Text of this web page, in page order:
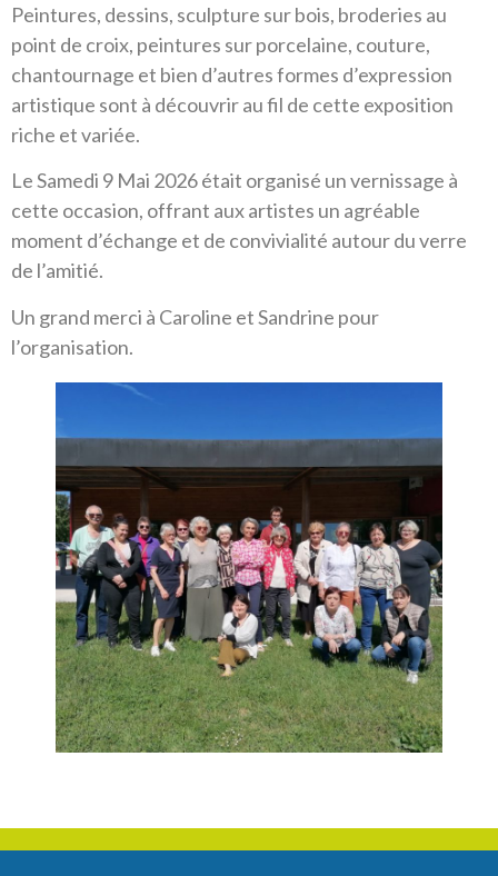
Peintures, dessins, sculpture sur bois, broderies au
point de croix, peintures sur porcelaine, couture,
chantournage et bien d’autres formes d’expression
artistique sont à découvrir au fil de cette exposition
riche et variée.
Le Samedi 9 Mai 2026 était organisé un vernissage à
cette occasion, offrant aux artistes un agréable
moment d’échange et de convivialité autour du verre
de l’amitié.
Un grand merci à Caroline et Sandrine pour
l’organisation.